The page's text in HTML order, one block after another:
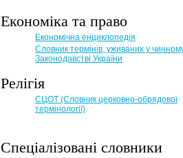
Економіка та право
Eкономічна енциклопедія
Словник термінів, уживаних у
Законодавстві України
Релігія
СЦОТ (Словник церковно-обрядової
термінології)
Спеціалізовані словники